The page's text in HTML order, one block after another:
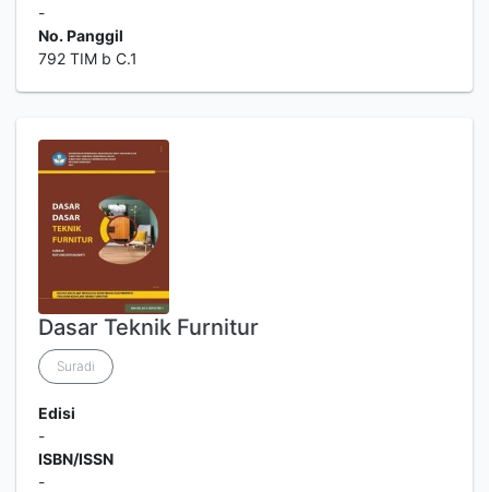
-
No. Panggil
792 TIM b C.1
Dasar Teknik Furnitur
Suradi
Edisi
-
ISBN/ISSN
-